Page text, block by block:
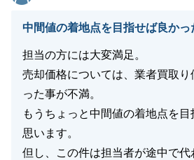
中間値の着地点を目指せば良か
担当の方には大変満足。
売却価格については、業者買取
った事が不満。
もうちょっと中間値の着地点を
思います。
但し、この件は担当者が途中で